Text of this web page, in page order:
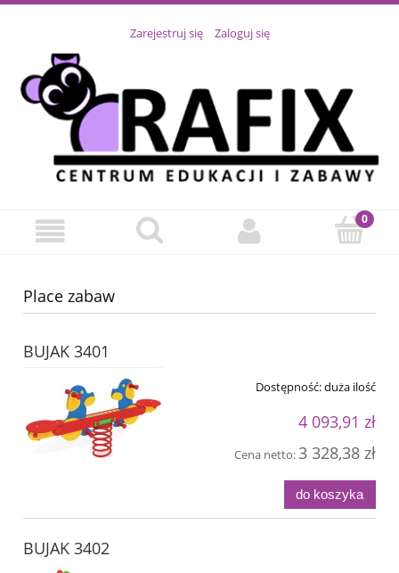
Zarejestruj się Zaloguj się
Place zabaw
BUJAK 3401
Dostępność:duża ilość
4 093,91 zł
Cena netto:3 328,38 zł
do koszyka
BUJAK 3402